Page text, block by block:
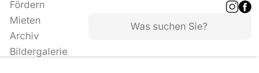
Fördern
Mieten
Archiv
Bildergalerie